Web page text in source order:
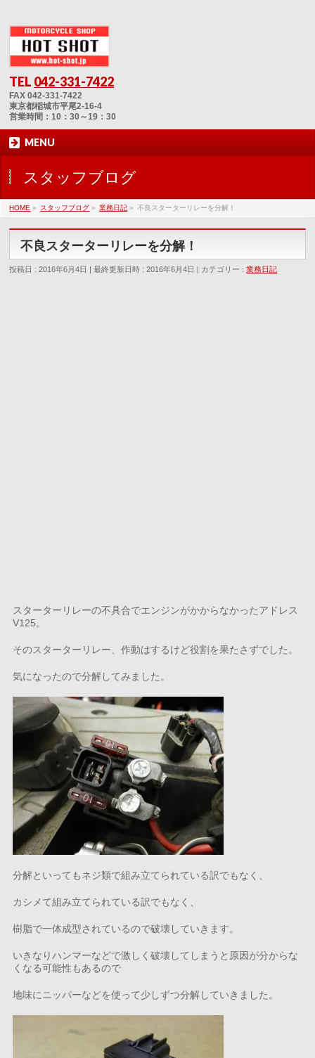
TEL 042-331-7422
FAX 042-331-7422
東京都稲城市平尾2-16-4
営業時間：10：30～19：30
MENU
スタッフブログ
HOME » スタッフブログ » 業務日記 » 不良スターターリレーを分解！
不良スターターリレーを分解！
投稿日 : 2016年6月4日 最終更新日時 : 2016年6月4日 カテゴリー :業務日記
スターターリレーの不具合でエンジンがかからなかったアドレス
V125。
そのスターターリレー、作動はするけど役割を果たさずでした。
気になったので分解してみました。
分解といってもネジ類で組み立てられている訳でもなく、
カシメて組み立てられている訳でもなく、
樹脂で一体成型されているので破壊していきます。
いきなりハンマーなどで激しく破壊してしまうと原因が分からな
くなる可能性もあるので
地味にニッパーなどを使って少しずつ分解していきました。